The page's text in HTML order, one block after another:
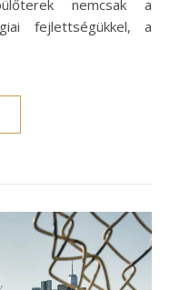
nemcsak a
fejlettségükkel, a